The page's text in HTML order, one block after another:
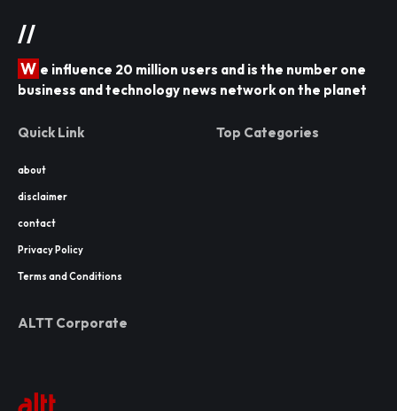
//
W e influence 20 million users and is the number one
business and technology news network on the planet
Quick Link
about
disclaimer
contact
Privacy Policy
Terms and Conditions
Top Categories
ALTT Corporate